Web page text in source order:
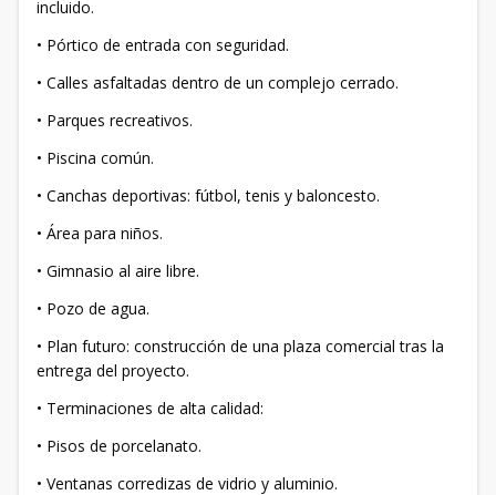
incluido.
• Pórtico de entrada con seguridad.
• Calles asfaltadas dentro de un complejo cerrado.
• Parques recreativos.
• Piscina común.
• Canchas deportivas: fútbol, tenis y baloncesto.
• Área para niños.
• Gimnasio al aire libre.
• Pozo de agua.
• Plan futuro: construcción de una plaza comercial tras la
entrega del proyecto.
• Terminaciones de alta calidad:
• Pisos de porcelanato.
• Ventanas corredizas de vidrio y aluminio.